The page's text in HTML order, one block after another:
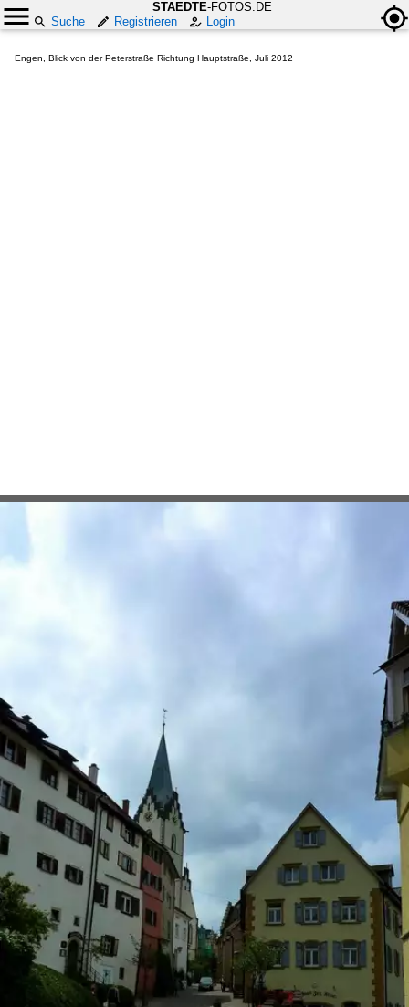
STAEDTE-FOTOS.DE
Suche
Registrieren Login
Engen, Blick von der Peterstraße Richtung Hauptstraße, Juli 2012